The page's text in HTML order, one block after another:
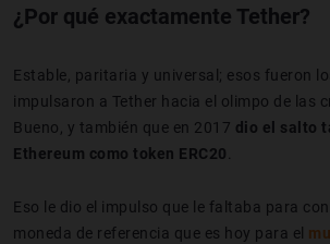
¿Por qué exactamente Tether?
Estable, paritaria y universal; esos fueron
impulsaron a Tether hacia el olimpo de las
Bueno, y también que en 2017 dio el salto
Ethereum como token ERC20
Eso le dio el impulso que le faltaba para
moneda de referencia que es hoy para el